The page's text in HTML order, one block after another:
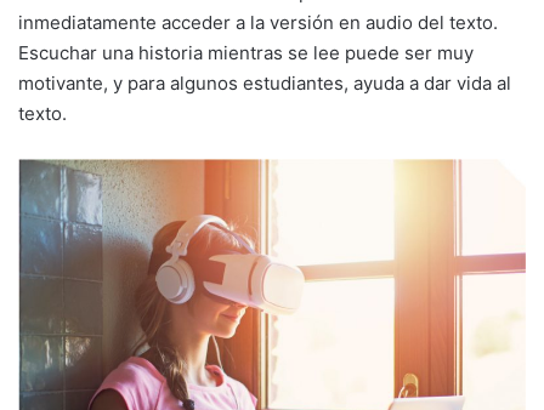
inmediatamente acceder a la versión en audio del texto.
Escuchar una historia mientras se lee puede ser muy
motivante, y para algunos estudiantes, ayuda a dar vida al
texto.